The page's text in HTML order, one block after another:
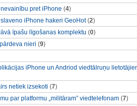
pret iPhone (4)
iPhone hakeri GeoHot(2)
īpašu līgošanas komplektu (0)
nieri (9)
iPhone un Andriod viedtālruņu
netiek izsekoti (7)
par platformu „militāram” viedtelefonam (7)